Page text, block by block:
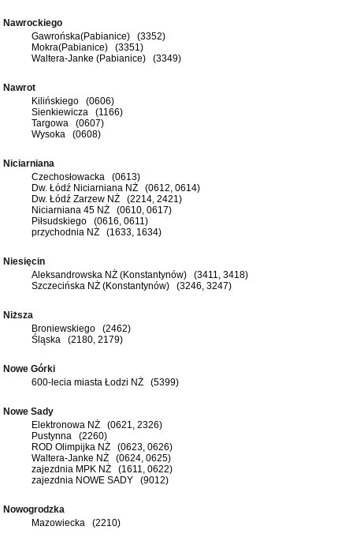
Nawrockiego
Gawrońska(Pabianice) (3352)
Mokra(Pabianice) (3351)
Waltera-Janke (Pabianice) (3349)
Nawrot
Kilińskiego (0606)
Sienkiewicza (1166)
Targowa (0607)
Wysoka (0608)
Niciarniana
Czechosłowacka (0613)
Dw. Łódź Niciarniana NŻ (0612, 0614)
Dw. Łódź Zarzew NŻ (2214, 2421)
Niciarniana 45 NŻ (0610, 0617)
Piłsudskiego (0616, 0611)
przychodnia NŻ (1633, 1634)
Niesięcin
Aleksandrowska NŻ (Konstantynów) (3411, 3418)
Szczecińska NŻ (Konstantynów) (3246, 3247)
Niższa
Broniewskiego (2462)
Śląska (2180, 2179)
Nowe Górki
600-lecia miasta Łodzi NŻ (5399)
Nowe Sady
Elektronowa NŻ (0621, 2326)
Pustynna (2260)
ROD Olimpijka NŻ (0623, 0626)
Waltera-Janke NŻ (0624, 0625)
zajezdnia MPK NŻ (1611, 0622)
zajezdnia NOWE SADY (9012)
Nowogrodzka
Mazowiecka (2210)